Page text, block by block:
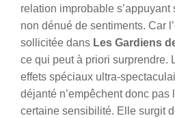
relation improbable
non dénué de sentiments. Car
sollicitée dans Les Gardiens
ce qui peut à priori surprendre.
effets spéciaux ultra-
déjanté n’empêchent donc pas
certaine sensibilité. Elle surgit